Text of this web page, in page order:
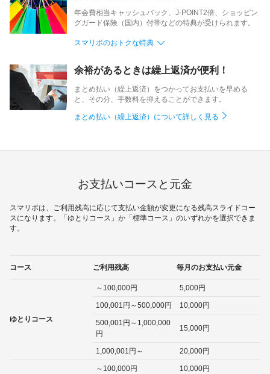
年会費相当キャッシュバック、J-POINT2倍、ショッピン
グガード保険（国内）付帯などの特典が受けられます。
スマリボのおトクな特典
余裕があるときは繰上返済が便利！
まとめ払い（繰上返済）をつかってお支払いを早める
と、その分、手数料を抑えることができます。
まとめ払い（繰上返済）について詳しく見る
お支払いコースと元金
スマリボは、ご利用残高に応じて支払い金額が変更になる残高スライドコー
スになります。「ゆとりコース」か「標準コース」のいずれかを選択できま
す。
コース ご利用残高 毎月のお支払い元金
ゆとりコース
～100,000円 5,000円
100,001円～500,000円 10,000円
500,001円～1,000,000
円
15,000円
1,000,001円～ 20,000円
～100,000円 10,000円